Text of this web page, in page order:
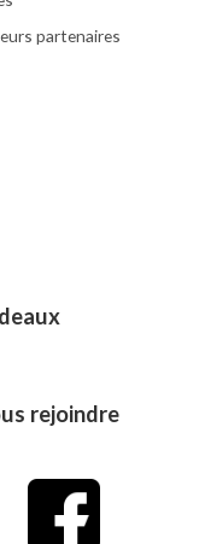
partenaires
rejoindre